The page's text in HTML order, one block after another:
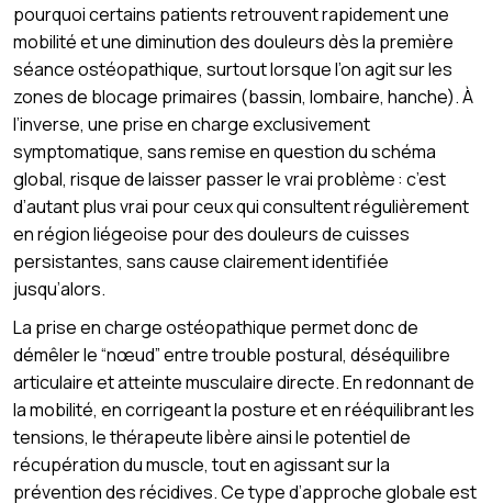
pourquoi certains patients retrouvent rapidement une
mobilité et une diminution des douleurs dès la première
séance ostéopathique, surtout lorsque l’on agit sur les
zones de blocage primaires (bassin, lombaire, hanche). À
l’inverse, une prise en charge exclusivement
symptomatique, sans remise en question du schéma
global, risque de laisser passer le vrai problème : c’est
d’autant plus vrai pour ceux qui consultent régulièrement
en région liégeoise pour des douleurs de cuisses
persistantes, sans cause clairement identifiée
jusqu’alors.
La prise en charge ostéopathique permet donc de
démêler le “nœud” entre trouble postural, déséquilibre
articulaire et atteinte musculaire directe. En redonnant de
la mobilité, en corrigeant la posture et en rééquilibrant les
tensions, le thérapeute libère ainsi le potentiel de
récupération du muscle, tout en agissant sur la
prévention des récidives. Ce type d’approche globale est